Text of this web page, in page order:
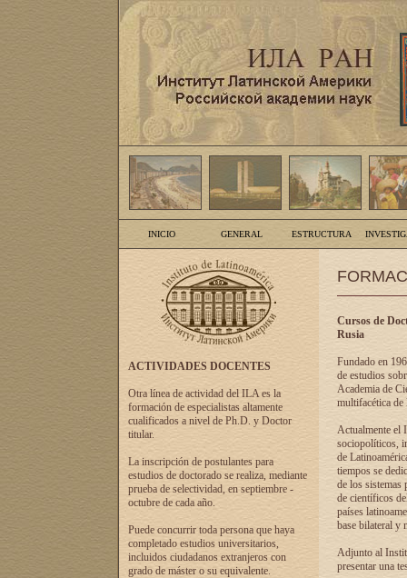
INICIO GENERAL ESTRUCTURA
ACTIVIDADES DOCENTES
Otra línea de actividad del ILA es la
formación de especialistas altamente
cualificados a nivel de Ph.D. y Doctor
titular.
La inscripción de postulantes para
estudios de doctorado se realiza, mediante
prueba de selectividad, en septiembre -
octubre de cada año.
Puede concurrir toda persona que haya
completado estudios universitarios,
incluidos ciudadanos extranjeros con
grado de máster o su equivalente.
Cursos de
Rusia
Fundado en
de estudios
Academia de
multifacética de
Actualmente el
sociopolíticos,
de
tiempos se
de los sistemas
de científicos
países
base bilateral y
Adjunto al
presentar una